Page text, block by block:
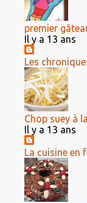
premier
Il y a 13 ans
Les
Chop suey à
Il y a 13 ans
La cuisine en